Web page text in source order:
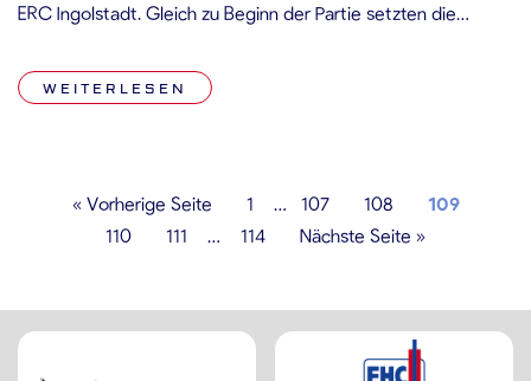
ERC Ingolstadt. Gleich zu Beginn der Partie setzten die
schönem Zuspiel von Marcel Brandt traf Kael Mouillierat
sehenswert zum 1:0. Im weiteren Verlauf des ersten
WEITERLESEN
« Vorherige Seite 1 … 107 108
109
110
111 … 114 Nächste Seite »